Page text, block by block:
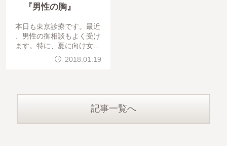
『男性の胸』
本日も東京診療です。最近
、男性の御相談もよく受け
ます。特に、夏に向け女性
化乳房の御相談も多いです
。女性化乳房は、① 真性
2018.01.19
記事一覧へ